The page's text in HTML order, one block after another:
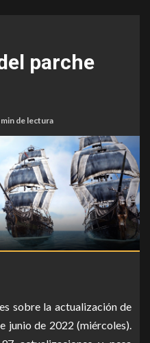
parche
de lectura
sobre la actualización de
junio de 2022 (miércoles).